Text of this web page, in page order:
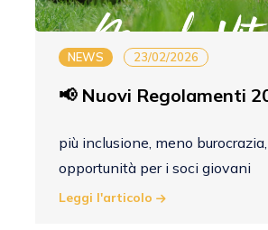
NEWS 23/02/2026
📢 Nuovi Regolamenti
più inclusione, meno
opportunità per i soci giovani
Leggi l'articolo